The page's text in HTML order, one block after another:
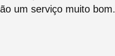
um serviço muito bom.